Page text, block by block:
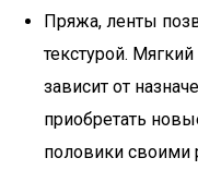
Пряжа, ленты
текстурой.
зависит от
приобретать
половики своими